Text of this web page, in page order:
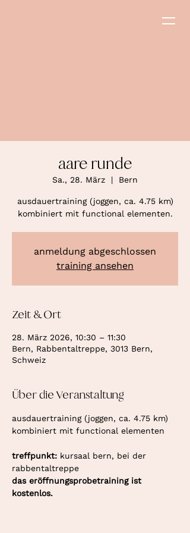
aare runde
Sa., 28. März
  |
Bern
ausdauertraining (joggen, ca. 4.75 km)
kombiniert mit functional elementen.
anmeldung abgeschlossen
training ansehen
Zeit & Ort
28. März 2026, 10:30 – 11:30
Bern, Rabbentaltreppe, 3013 Bern,
Schweiz
Über die Veranstaltung
ausdauertraining (joggen, ca. 4.75 km)
kombiniert mit functional elementen
treffpunkt: kursaal bern, bei der
rabbentaltreppe
das eröffnungsprobetraining ist
kostenlos.